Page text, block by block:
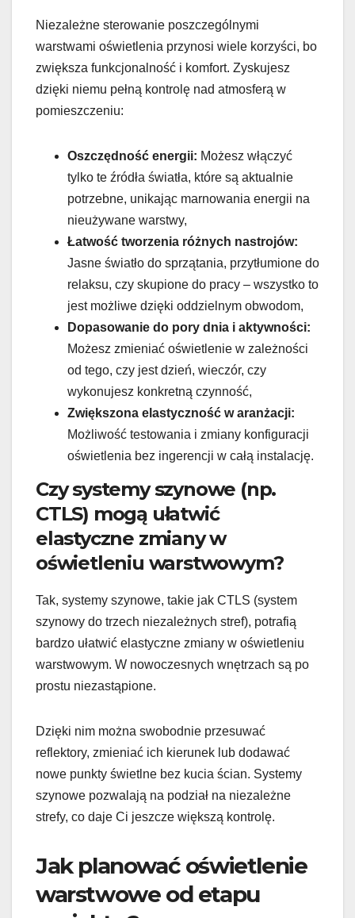
Niezależne sterowanie poszczególnymi
warstwami oświetlenia przynosi wiele korzyści, bo
zwiększa funkcjonalność i komfort. Zyskujesz
dzięki niemu pełną kontrolę nad atmosferą w
pomieszczeniu:
Oszczędność energii: Możesz włączyć
tylko te źródła światła, które są aktualnie
potrzebne, unikając marnowania energii na
nieużywane warstwy,
Łatwość tworzenia różnych nastrojów:
Jasne światło do sprzątania, przytłumione do
relaksu, czy skupione do pracy – wszystko to
jest możliwe dzięki oddzielnym obwodom,
Dopasowanie do pory dnia i aktywności:
Możesz zmieniać oświetlenie w zależności
od tego, czy jest dzień, wieczór, czy
wykonujesz konkretną czynność,
Zwiększona elastyczność w aranżacji:
Możliwość testowania i zmiany konfiguracji
oświetlenia bez ingerencji w całą instalację.
Czy systemy szynowe (np.
CTLS) mogą ułatwić
elastyczne zmiany w
oświetleniu warstwowym?
Tak, systemy szynowe, takie jak CTLS (system
szynowy do trzech niezależnych stref), potrafią
bardzo ułatwić elastyczne zmiany w oświetleniu
warstwowym. W nowoczesnych wnętrzach są po
prostu niezastąpione.
Dzięki nim można swobodnie przesuwać
reflektory, zmieniać ich kierunek lub dodawać
nowe punkty świetlne bez kucia ścian. Systemy
szynowe pozwalają na podział na niezależne
strefy, co daje Ci jeszcze większą kontrolę.
Jak planować oświetlenie
warstwowe od etapu